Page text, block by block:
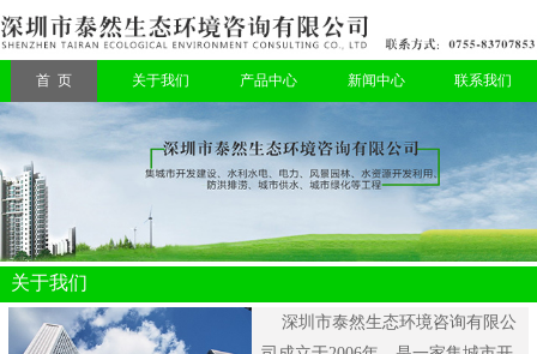
首 页 关于我们 产品中心 新闻中心 联系我们
关于我们
深圳市泰然生态环境咨询有限公